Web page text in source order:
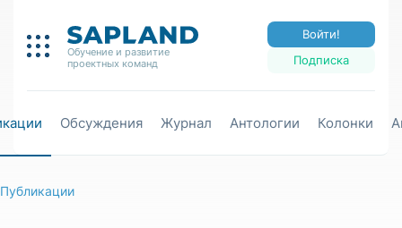
Обучение и развитие
проектных команд
Подписка
Войти!
Обсуждения Журнал Антологии Колонки
Публикации